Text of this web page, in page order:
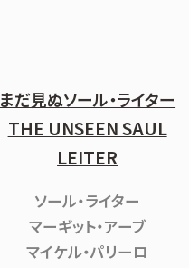
まだ見ぬソール・ライター
THE UNSEEN SAUL
LEITER
ソール・ライター
マーギット・アーブ
マイケル・パリーロ